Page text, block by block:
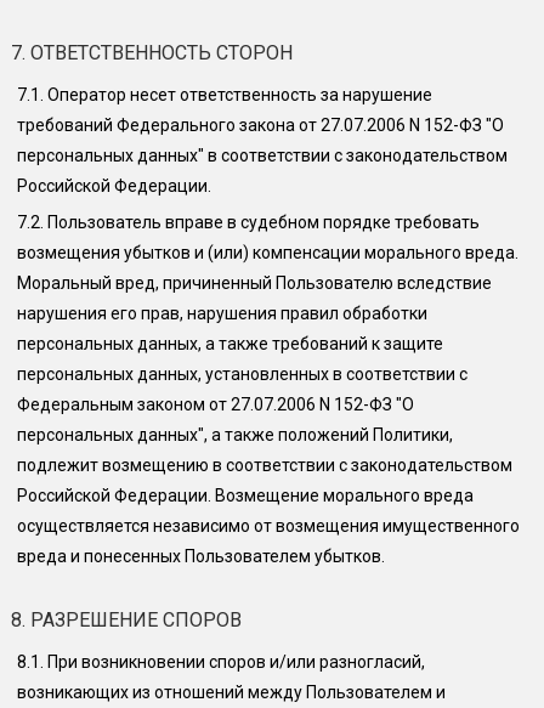
7. ОТВЕТСТВЕННОСТЬ СТОРОН
7.1. Оператор несет ответственность за нарушение
требований Федерального закона от 27.07.2006 N 152-ФЗ "О
персональных данных" в соответствии с законодательством
Российской Федерации.
7.2. Пользователь вправе в судебном порядке требовать
возмещения убытков и (или) компенсации морального вреда.
Моральный вред, причиненный Пользователю вследствие
нарушения его прав, нарушения правил обработки
персональных данных, а также требований к защите
персональных данных, установленных в соответствии с
Федеральным законом от 27.07.2006 N 152-ФЗ "О
персональных данных", а также положений Политики,
подлежит возмещению в соответствии с законодательством
Российской Федерации. Возмещение морального вреда
осуществляется независимо от возмещения имущественного
вреда и понесенных Пользователем убытков.
8. РАЗРЕШЕНИЕ СПОРОВ
8.1.
При возникновении споров и/или разногласий,
возникающих из отношений между Пользователем и